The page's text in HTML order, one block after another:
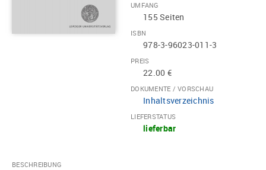
UMFANG
155 Seiten
ISBN
978-3-96023-011-3
PREIS
22.00 €
DOKUMENTE / VORSCHAU
Inhaltsverzeichnis
LIEFERSTATUS
lieferbar
BESCHREIBUNG